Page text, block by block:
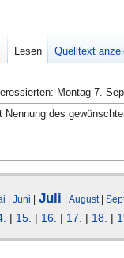
Montag 7.
des
| Juni | Juli | August|
| 15. | 16. | 17. | 18. |
Lesen Quelltext